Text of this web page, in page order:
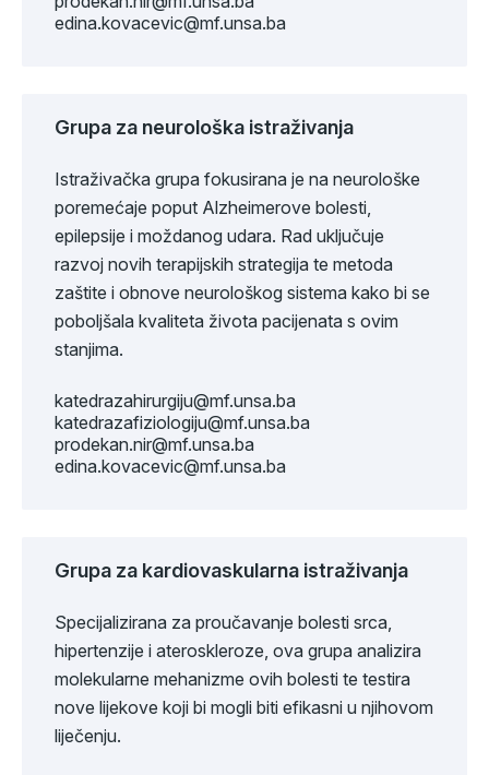
edina.kovacevic@mf.unsa.ba
Grupa za neurološka istraživanja
Istraživačka grupa fokusirana je na neurološke
poremećaje poput Alzheimerove bolesti,
epilepsije i moždanog udara. Rad uključuje
razvoj novih terapijskih strategija te metoda
zaštite i obnove neurološkog sistema kako bi se
poboljšala kvaliteta života pacijenata s ovim
stanjima.
katedrazahirurgiju@mf.unsa.ba
katedrazafiziologiju@mf.unsa.ba
prodekan.nir@mf.unsa.ba
edina.kovacevic@mf.unsa.ba
Grupa za kardiovaskularna istraživanja
Specijalizirana za proučavanje bolesti srca,
hipertenzije i ateroskleroze, ova grupa analizira
molekularne mehanizme ovih bolesti te testira
nove lijekove koji bi mogli biti efikasni u njihovom
liječenju.